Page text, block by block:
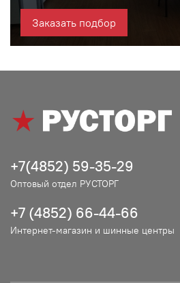
Заказать подбор
+7(4852) 59-35-29
Оптовый отдел РУСТОРГ
+7 (4852) 66-44-66
Интернет-магазин и шинные центры